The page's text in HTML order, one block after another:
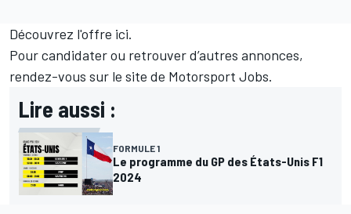
Découvrez l'offre ici.
Pour candidater ou retrouver d’autres annonces,
rendez-vous sur le site de Motorsport Jobs.
Lire aussi :
FORMULE 1
Le programme du GP des États-Unis F1
2024